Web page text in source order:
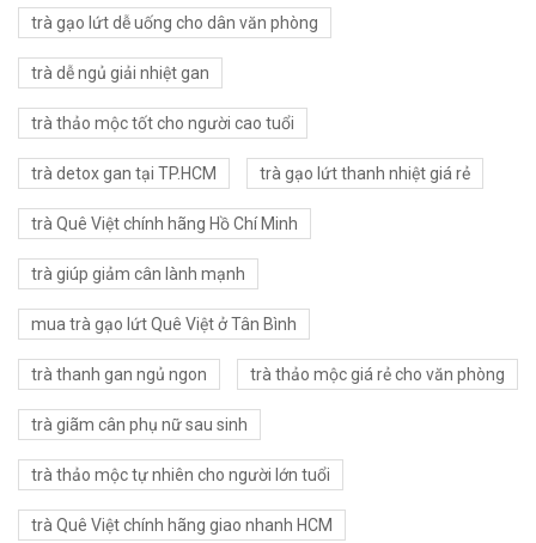
trà gạo lứt dễ uống cho dân văn phòng
trà dễ ngủ giải nhiệt gan
trà thảo mộc tốt cho người cao tuổi
trà detox gan tại TP.HCM trà gạo lứt thanh nhiệt giá rẻ
trà Quê Việt chính hãng Hồ Chí Minh
trà giúp giảm cân lành mạnh
mua trà gạo lứt Quê Việt ở Tân Bình
trà thanh gan ngủ ngon trà thảo mộc giá rẻ cho văn phòng
trà giãm cân phụ nữ sau sinh
trà thảo mộc tự nhiên cho người lớn tuổi
trà Quê Việt chính hãng giao nhanh HCM